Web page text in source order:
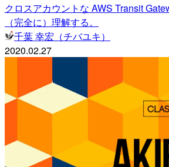
クロスアカウントな AWS Transit
（完全に）理解する。
千葉 幸宏（チバユキ）
2020.02.27